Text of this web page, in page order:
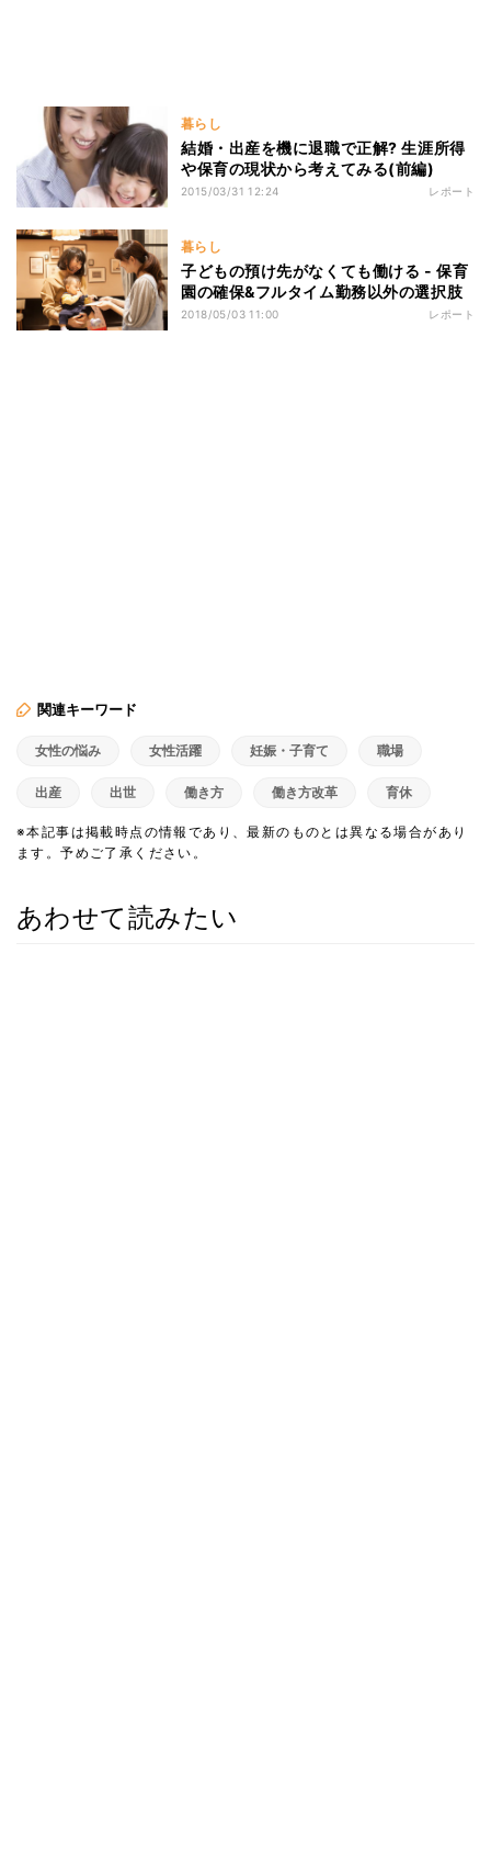
暮らし
結婚・出産を機に退職で正解? 生涯所得
や保育の現状から考えてみる(前編)
2015/03/31 12:24 レポート
暮らし
子どもの預け先がなくても働ける - 保育
園の確保&フルタイム勤務以外の選択肢
2018/05/03 11:00 レポート
関連キーワード
女性の悩み 女性活躍 妊娠・子育て 職場
出産 出世 働き方 働き方改革 育休
※本記事は掲載時点の情報であり、最新のものとは異なる場合があり
ます。予めご了承ください。
あわせて読みたい